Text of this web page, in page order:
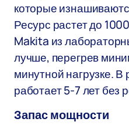
которые
Ресурс растет до
Makita из
лучше, перегрев
минутной нагрузке. В
работает 5-7 лет без
Запас мощности